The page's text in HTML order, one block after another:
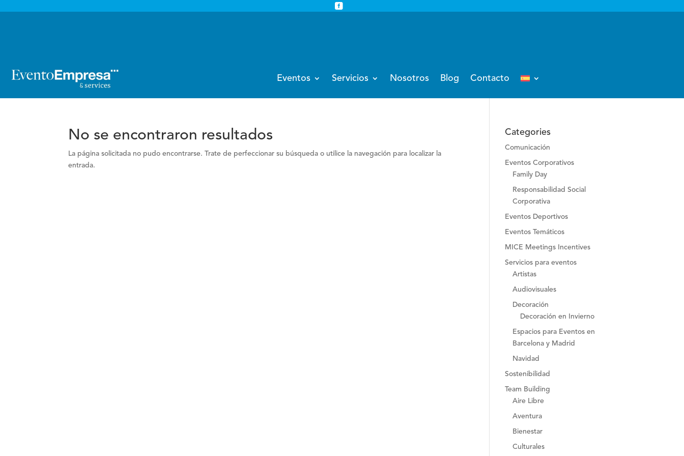

Eventos Servicios Nosotros Blog Contacto
No se encontraron resultados
La página solicitada no pudo encontrarse. Trate de perfeccionar su búsqueda o utilice la navegación para localizar la
entrada.
Categories
Comunicación
Eventos Corporativos
Family Day
Responsabilidad Social
Corporativa
Eventos Deportivos
Eventos Temáticos
MICE Meetings Incentives
Servicios para eventos
Artistas
Audiovisuales
Decoración
Decoración en Invierno
Espacios para Eventos en
Barcelona y Madrid
Navidad
Sostenibilidad
Team Building
Aire Libre
Aventura
Bienestar
Culturales